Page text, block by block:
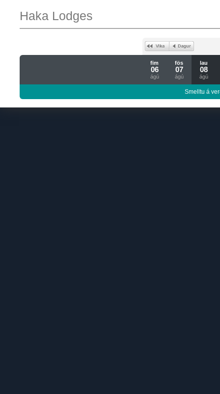
Haka Lodges
fim
06
ágú
fös
07
ágú
lau
08
ágú
Smelltu á